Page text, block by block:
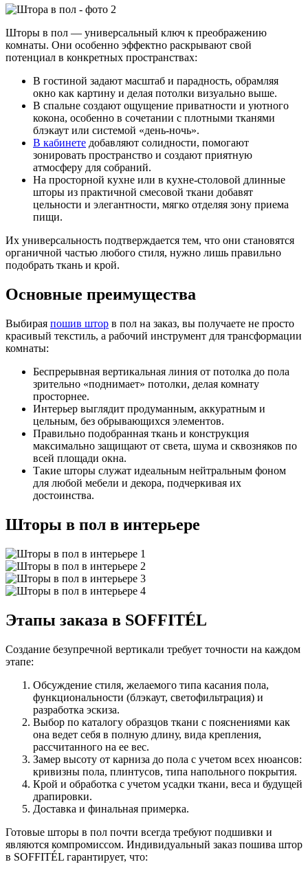
Шторы в пол — универсальный ключ к преображению
комнаты. Они особенно эффектно раскрывают свой
потенциал в конкретных пространствах:
В гостиной задают масштаб и парадность, обрамляя
окно как картину и делая потолки визуально выше.
В спальне создают ощущение приватности и уютного
кокона, особенно в сочетании с плотными тканями
блэкаут или системой «день-ночь».
В кабинете добавляют солидности, помогают
зонировать пространство и создают приятную
атмосферу для собраний.
На просторной кухне или в кухне-столовой длинные
шторы из практичной смесовой ткани добавят
цельности и элегантности, мягко отделяя зону приема
пищи.
Их универсальность подтверждается тем, что они становятся
органичной частью любого стиля, нужно лишь правильно
подобрать ткань и крой.
Основные преимущества
Выбирая пошив штор в пол на заказ, вы получаете не просто
красивый текстиль, а рабочий инструмент для трансформации
комнаты:
Беспрерывная вертикальная линия от потолка до пола
зрительно «поднимает» потолки, делая комнату
просторнее.
Интерьер выглядит продуманным, аккуратным и
цельным, без обрывающихся элементов.
Правильно подобранная ткань и конструкция
максимально защищают от света, шума и сквозняков по
всей площади окна.
Такие шторы служат идеальным нейтральным фоном
для любой мебели и декора, подчеркивая их
достоинства.
Шторы в пол в интерьере
Этапы заказа в SOFFITÉL
Создание безупречной вертикали требует точности на каждом
этапе:
Обсуждение стиля, желаемого типа касания пола,
функциональности (блэкаут, светофильтрация) и
разработка эскиза.
Выбор по каталогу образцов ткани с пояснениями как
она ведет себя в полную длину, вида крепления,
рассчитанного на ее вес.
Замер высоту от карниза до пола с учетом всех нюансов:
кривизны пола, плинтусов, типа напольного покрытия.
Крой и обработка с учетом усадки ткани, веса и будущей
драпировки.
Доставка и финальная примерка.
Готовые шторы в пол почти всегда требуют подшивки и
являются компромиссом. Индивидуальный заказ пошива штор
в SOFFITÉL гарантирует, что: